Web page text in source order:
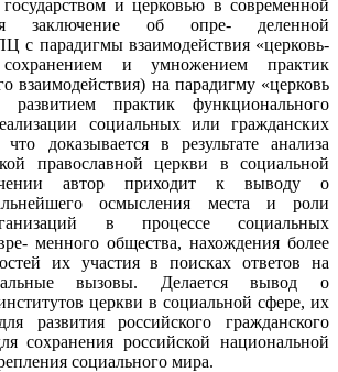
и церковью в современной
заключение об опре- деленной
с парадигмы взаимодействия «церковь-
сохранением и умножением практик
взаимодействия) на парадигму «церковь
практик функционального
социальных или гражданских
доказывается в результате анализа
православной церкви в социальной
автор приходит к выводу о
осмысления места и роли
в процессе социальных
менного общества, нахождения более
их участия в поисках ответов на
вызовы. Делается вывод о
церкви в социальной сфере, их
развития российского гражданского
сохранения российской национальной
социального мира.